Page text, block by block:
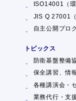
ISO14001（環
JIS Q 27001
自主公開プロ
トピックス
防衛基盤整備
保全講習、情
各種講演会・
業務代行・支